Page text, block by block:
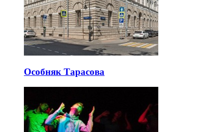
Особняк Тарасова